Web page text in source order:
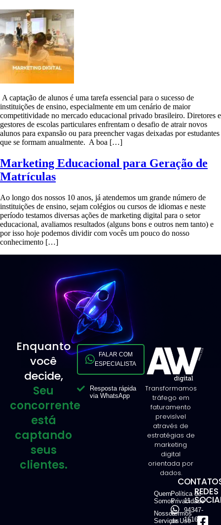
A captação de alunos é uma tarefa essencial para o sucesso de
instituições de ensino, especialmente em um cenário de maior
competitividade no mercado educacional privado brasileiro. Diretores e
gestores de escolas particulares enfrentam o desafio de atrair novos
alunos para expansão ou para preencher vagas deixadas por estudantes
que se formam anualmente. A boa […]
Marketing Educacional para Geração de
Matrículas
Ao longo dos nossos 10 anos, já atendemos um grande número de
instituições de ensino, sejam colégios ou cursos de idiomas e neste
período testamos diversas ações de marketing digital para o setor
educacional, avaliamos resultados (alguns bons e outros nem tanto) e
por isso hoje podemos dividir com vocês um pouco do nosso
conhecimento […]
Enquanto
você
decide,
Seu
concorrente
está
captando
seus
clientes.
FALAR COM
ESPECIALISTA
Resposta rápida
via WhatsApp
Transformamos
tráfego em
faturamento
previsível
através de
estratégias de
marketing
digital
orientada por
dados.
Quem
Somos
Nossos
Serviços
Política de
Privacidade
Termos
de Uso
11
94347-
1616
REDES